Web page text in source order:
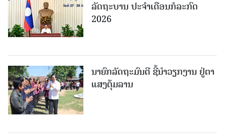
ລັດຖະບານ ປະຈໍາເດືອນກໍລະກົດ
2026
ນາຍົກລັດຖະມົນຕີ ຊີ້ນຳວຽກງານ ຢູ່ຕາ
ແສງຕຸ້ມລານ